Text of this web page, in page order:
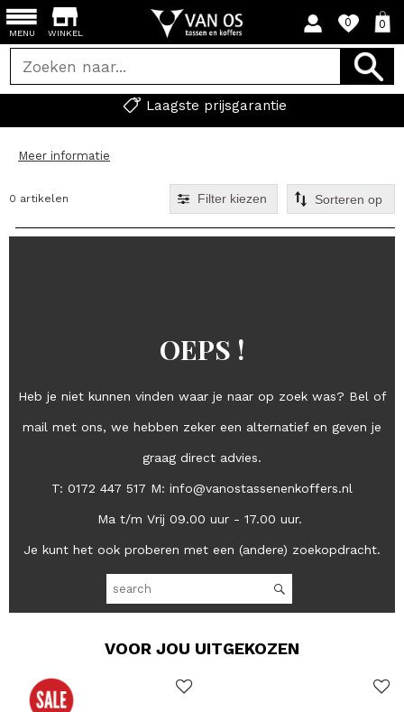
WINKEL
0 0
Laagste prijsgarantie
MENU
Meer informatie
0 artikelen Filter kiezen
OEPS !
Heb je niet kunnen vinden waar je naar op zoek was? Bel of
mail met ons, we hebben zeker een alternatief en geven je
graag direct advies.
T: 0172 447 517 M: info@vanostassenenkoffers.nl
Ma t/m Vrij 09.00 uur - 17.00 uur.
Je kunt het ook proberen met een (andere) zoekopdracht.
VOOR JOU UITGEKOZEN